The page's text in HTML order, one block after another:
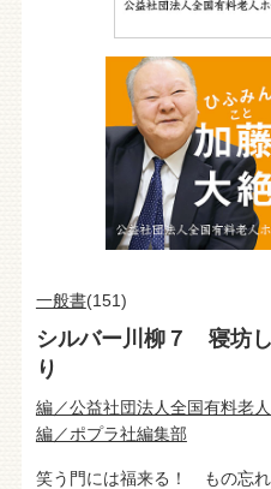
一般書(151)
シルバー川柳７ 寝坊
り
編／公益社団法人全国有料老
編／ポプラ社編集部
笑う門には福来る！ もの忘